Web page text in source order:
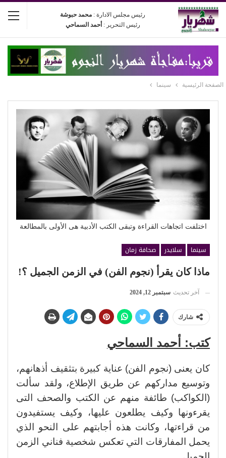
رئيس مجلس الادارة : محمد حبوشة
رئيس التحرير : أحمد السماحي
الصفحة الرئيسية سينما
اختلفت اتجاهات القراءة وتبقى الكتب الأدبية هى الأولى بالمطالعة
سينما سلايدر
صحافة زمان
ماذا كان يقرأ (نجوم الفن) في الزمن الجميل ؟!
آخر تحديث سبتمبر 12, 2024
شارك
كتب: أحمد السماحي
كان يعنى (نجوم الفن) عناية كبيرة بتثقيف أذهانهم،
وتوسيع مداركهم عن طريق الإطلاع، ولقد سألت
(الكواكب) طائفة منهم عن الكتب والصحف التى
يقرءونها وكيف يطلعون عليها، وكيف يستفيدون
من قراءتها، وكانت هذه أجابتهم على النحو الذي
يحمل المفارقات التي تعكس شخصية فناني الزمن